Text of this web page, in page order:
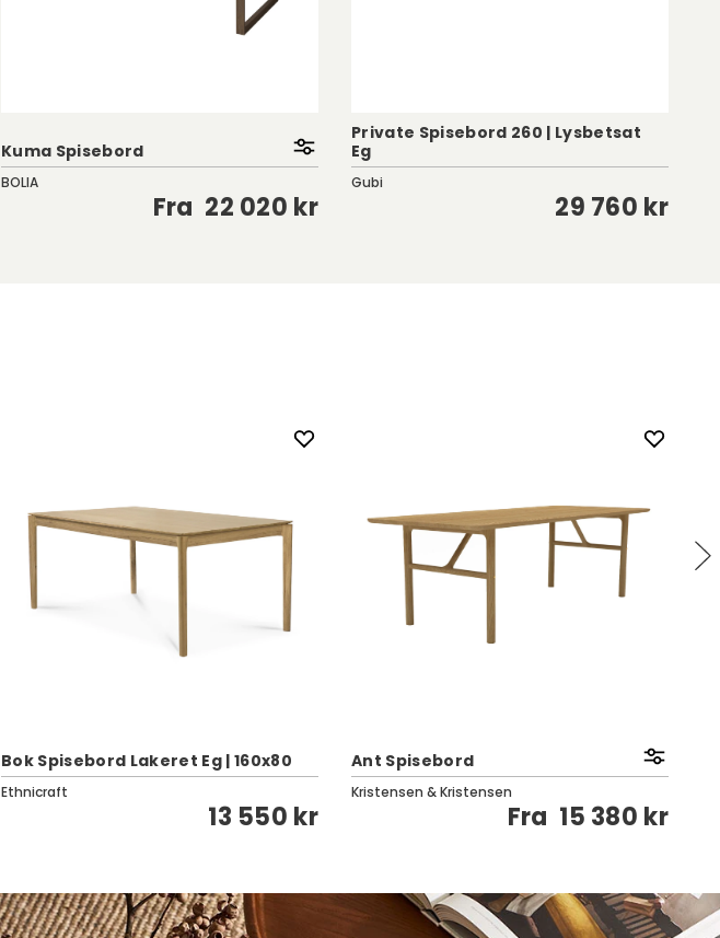
Kuma Spisebord
BOLIA
Fra 22 020 kr
Private Spisebord 260 | Lysbetsat
Eg
Gubi
29 760 kr
Bok Spisebord Lakeret Eg | 160x80
Ethnicraft
13 550 kr
Ant Spisebord
Kristensen & Kristensen
Fra 15 380 kr